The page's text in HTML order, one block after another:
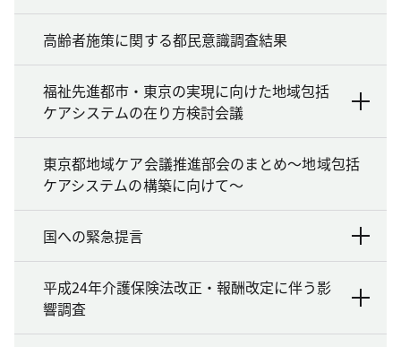
高齢者施策に関する都民意識調査結果
福祉先進都市・東京の実現に向けた地域包括
ケアシステムの在り方検討会議
東京都地域ケア会議推進部会のまとめ～地域包括
ケアシステムの構築に向けて～
国への緊急提言
平成24年介護保険法改正・報酬改定に伴う影
響調査